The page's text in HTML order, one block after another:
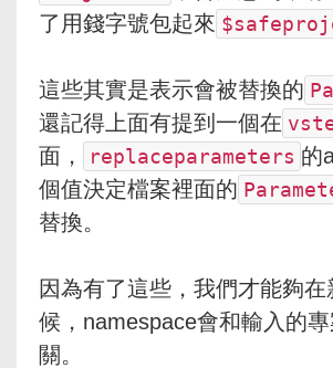
了用錢字號包起來
這些其實是表示會被替換的
還記得上面有提到一個在
面，
replaceparameters 的
個值決定檔案裡面的
替換。
因為有了這些，我們才能夠在
候，namespace會和輸入的
關。